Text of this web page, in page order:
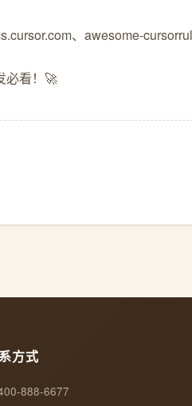
、awesome-
必看！🚀
方式
888-6677